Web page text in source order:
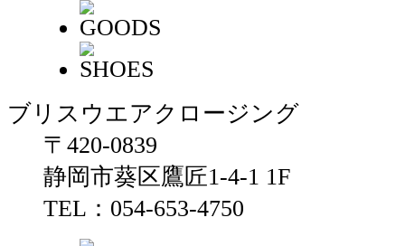
ブリスウエアクロージング
〒420-0839
静岡市葵区鷹匠1-4-1 1F
TEL：054-653-4750